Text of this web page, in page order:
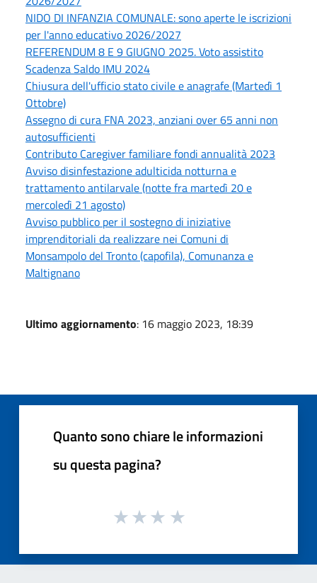
NIDO DI INFANZIA COMUNALE: sono aperte le iscrizioni
per l'anno educativo 2026/2027
REFERENDUM 8 E 9 GIUGNO 2025. Voto assistito
Scadenza Saldo IMU 2024
Chiusura dell'ufficio stato civile e anagrafe (Martedì 1
Ottobre)
Assegno di cura FNA 2023, anziani over 65 anni non
autosufficienti
Contributo Caregiver familiare fondi annualità 2023
Avviso disinfestazione adulticida notturna e
trattamento antilarvale (notte fra martedì 20 e
mercoledì 21 agosto)
Avviso pubblico per il sostegno di iniziative
imprenditoriali da realizzare nei Comuni di
Monsampolo del Tronto (capofila), Comunanza e
Maltignano
Ultimo aggiornamento: 16 maggio 2023, 18:39
Quanto sono chiare le informazioni
su questa pagina?